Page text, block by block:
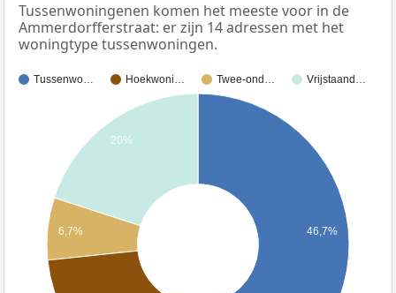
Tussenwoningenen komen het meeste voor in de
Ammerdorfferstraat: er zijn 14 adressen met het
woningtype tussenwoningen.
Tussenwo… Hoekwoni… Twee-ond… Vrijstaand…
46,7%
20%
6,7%